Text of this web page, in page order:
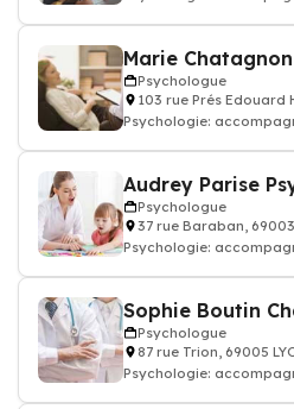
Marie Chatagnon
Psychologue
103 rue Prés Edouard
Psychologie: accompagne les
Audrey Parise
Psychologue
37 rue Baraban, 69003
Psychologie: accompagne les
Sophie Boutin
Psychologue
87 rue Trion, 69005
Psychologie: accompagne les